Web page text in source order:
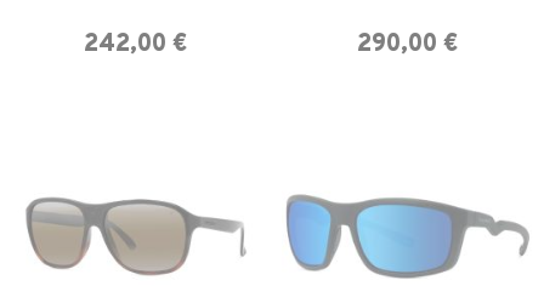
Prix
242,00 € Prix
290,00 €